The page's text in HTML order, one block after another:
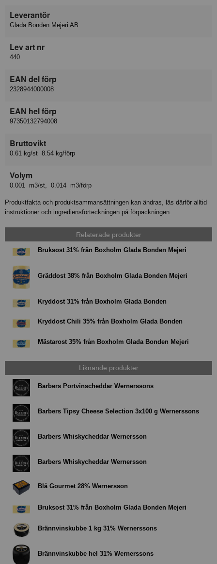
Leverantör
Glada Bonden Mejeri AB
Lev art nr
440
EAN del förp
2328944000008
EAN hel förp
97350132794008
Bruttovikt
0.61 kg/st 8.54 kg/förp
Volym
0.001 m3/st, 0.014 m3/förp
Produktfakta och produktsammansättningen kan ändras, läs därför alltid
instruktioner och ingrediensförteckningen på förpackningen.
Relaterade produkter
Bruksost 31% från Boxholm Glada Bonden Mejeri
Gräddost 38% från Boxholm Glada Bonden Mejeri
Kryddost 31% från Boxholm Glada Bonden
Kryddost Chili 35% från Boxholm Glada Bonden
Mästarost 35% från Boxholm Glada Bonden Mejeri
Liknande produkter
Barbers Portvinscheddar Wernerssons
Barbers Tipsy Cheese Selection 3x100 g Wernerssons
Barbers Whiskycheddar Wernersson
Barbers Whiskycheddar Wernersson
Blå Gourmet 28% Wernersson
Bruksost 31% från Boxholm Glada Bonden Mejeri
Brännvinskubbe 1 kg 31% Wernerssons
Brännvinskubbe hel 31% Wernerssons